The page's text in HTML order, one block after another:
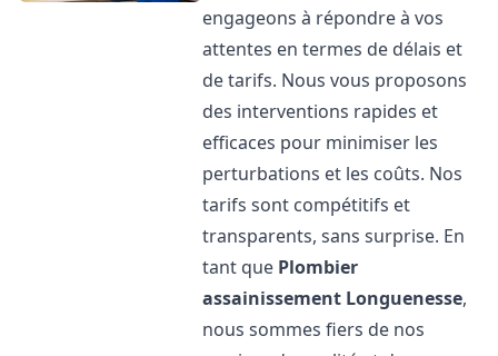
engageons à répondre à vos
attentes en termes de délais et
de tarifs. Nous vous proposons
des interventions rapides et
efficaces pour minimiser les
perturbations et les coûts. Nos
tarifs sont compétitifs et
transparents, sans surprise. En
tant que Plombier
assainissement Longuenesse,
nous sommes fiers de nos